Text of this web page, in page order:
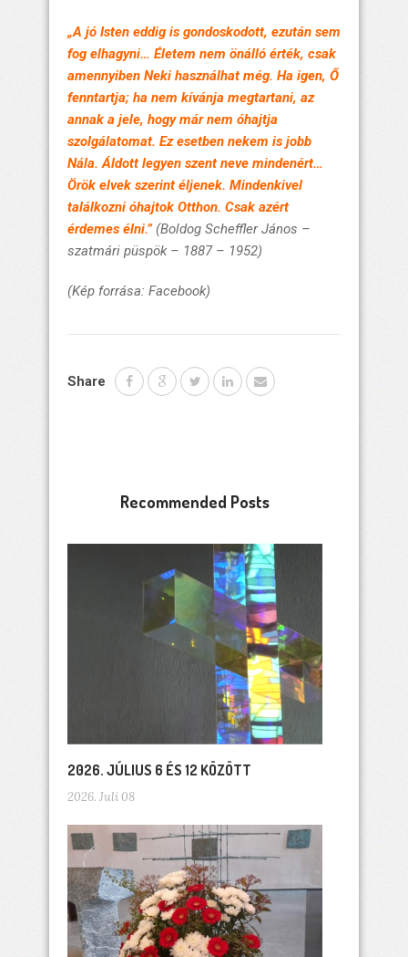
„A jó Isten eddig is gondoskodott, ezután sem
fog elhagyni… Életem nem önálló érték, csak
amennyiben Neki használhat még. Ha igen, Ő
fenntartja; ha nem kívánja megtartani, az
annak a jele, hogy már nem óhajtja
szolgálatomat. Ez esetben nekem is jobb
Nála. Áldott legyen szent neve mindenért…
Örök elvek szerint éljenek. Mindenkivel
találkozni óhajtok Otthon. Csak azért
érdemes élni.”(Boldog Scheffler János –
szatmári püspök– 1887 – 1952)
(Kép forrása: Facebook)
Share
Recommended Posts
2026. JÚLIUS 6 ÉS 12 KÖZÖTT
2026. Juli 08